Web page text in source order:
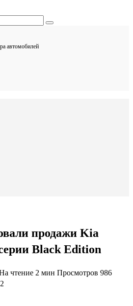
автомобилей
продажи Kia
Black Edition
чтение 2 мин Просмотров 986